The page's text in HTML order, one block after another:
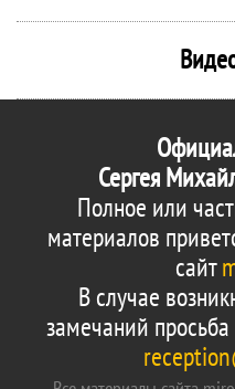
Сергея
Полное или
материалов
сайт
В случае
замечаний